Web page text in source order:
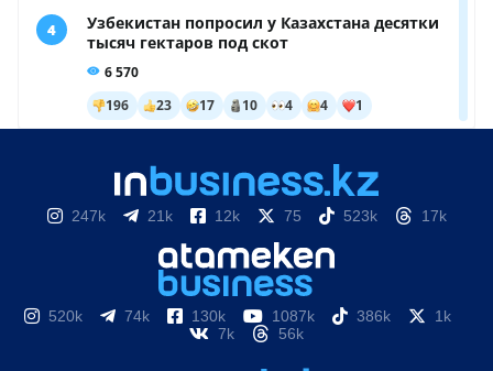
247k 21k 12k 75 523k 17k
520k 74k 130k 1087k 386k
1k
7k
56k